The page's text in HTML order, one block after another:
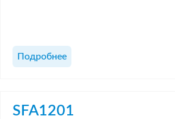
Подробнее
SFA1201